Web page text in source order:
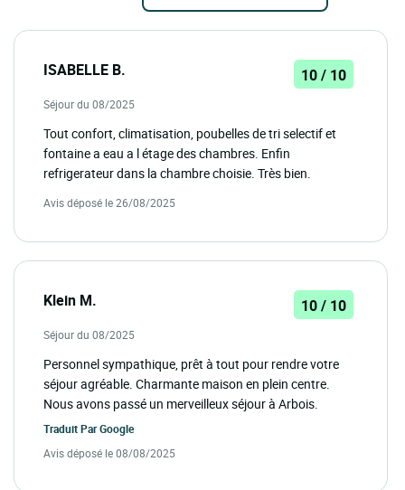
ISABELLE B. 10 / 10
Séjour du 08/2025
Tout confort, climatisation, poubelles de tri selectif et
fontaine a eau a l étage des chambres. Enfin
refrigerateur dans la chambre choisie. Très bien.
Avis déposé le 26/08/2025
Klein M. 10 / 10
Séjour du 08/2025
Personnel sympathique, prêt à tout pour rendre votre
séjour agréable. Charmante maison en plein centre.
Nous avons passé un merveilleux séjour à Arbois.
Traduit ParGoogle
Avis déposé le 08/08/2025